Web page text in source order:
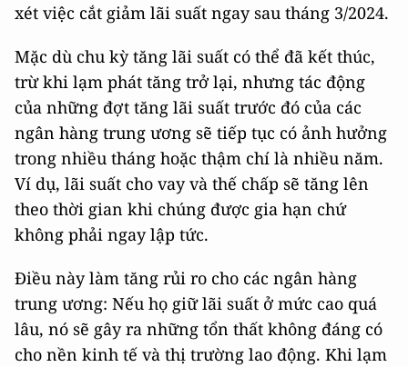
xét việc cắt giảm lãi suất ngay sau tháng 3/2024.
Mặc dù chu kỳ tăng lãi suất có thể đã kết thúc,
trừ khi lạm phát tăng trở lại, nhưng tác động
của những đợt tăng lãi suất trước đó của các
ngân hàng trung ương sẽ tiếp tục có ảnh hưởng
trong nhiều tháng hoặc thậm chí là nhiều năm.
Ví dụ, lãi suất cho vay và thế chấp sẽ tăng lên
theo thời gian khi chúng được gia hạn chứ
không phải ngay lập tức.
Điều này làm tăng rủi ro cho các ngân hàng
trung ương: Nếu họ giữ lãi suất ở mức cao quá
lâu, nó sẽ gây ra những tổn thất không đáng có
cho nền kinh tế và thị trường lao động. Khi lạm